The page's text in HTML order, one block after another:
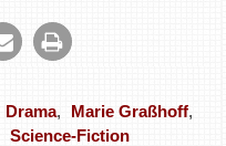
Drama, Marie Graßhoff,
Science-Fiction